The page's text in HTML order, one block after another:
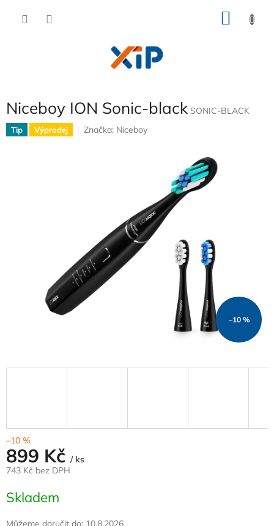
Niceboy ION Sonic-black SONIC-BLACK
Tip Výprodej Značka: Niceboy
–10 %
–10 %
899 Kč / ks
743 Kč bez DPH
cena:
Skladem
Můžeme doručit do: 10.8.2026